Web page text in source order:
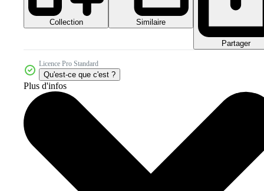
Collection Similaire
Partager
Licence Pro Standard
Qu'est-ce que c'est ?
Plus d'infos